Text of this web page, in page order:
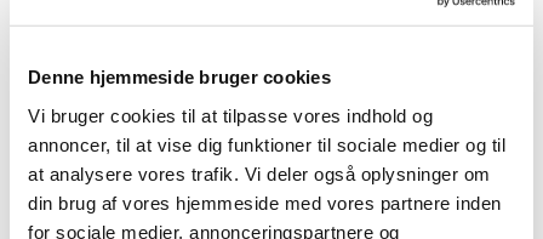
Denne hjemmeside bruger cookies
Vi bruger cookies til at tilpasse vores indhold og
annoncer, til at vise dig funktioner til sociale medier og til
at analysere vores trafik. Vi deler også oplysninger om
din brug af vores hjemmeside med vores partnere inden
for sociale medier, annonceringspartnere og
55beaver55@gmail.com, samtidig med, at der
indbetales
100 eller 150 kr. til Bankkonto 9570-
0012263112 eller på MobilePay 19178.
Husk at skrive dit navn på indbetalingen.